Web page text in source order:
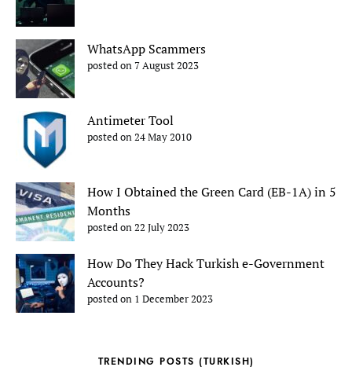
WhatsApp Scammers
posted on 7 August 2023
Antimeter Tool
posted on 24 May 2010
How I Obtained the Green Card (EB-1A) in 5
Months
posted on 22 July 2023
How Do They Hack Turkish e-Government
Accounts?
posted on 1 December 2023
TRENDING POSTS (TURKISH)